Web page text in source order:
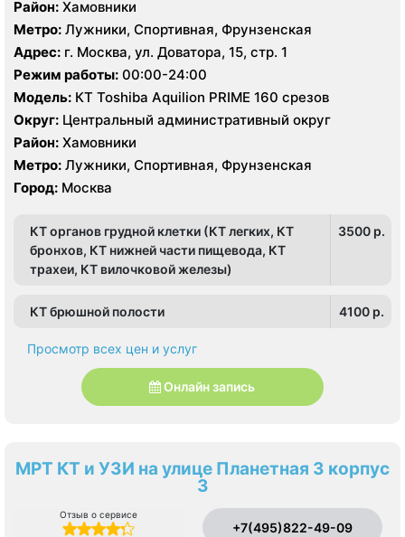
Район: Хамовники
Метро: Лужники, Спортивная, Фрунзенская
Адрес: г. Москва, ул. Доватора, 15, стр. 1
Режим работы: 00:00-24:00
Модель: КТ Toshiba Aquilion PRIME 160 срезов
Округ: Центральный административный округ
Район: Хамовники
Метро: Лужники, Спортивная, Фрунзенская
Город: Москва
КТ органов грудной клетки (КТ легких, КТ
бронхов, КТ нижней части пищевода, КТ
трахеи, КТ вилочковой железы)
3500 p.
КТ брюшной полости 4100 p.
Просмотр всех цен и услуг
Онлайн запись
МРТ КТ и УЗИ на улице Планетная 3 корпус
3
Отзыв о сервисе
+7(495)822-49-09